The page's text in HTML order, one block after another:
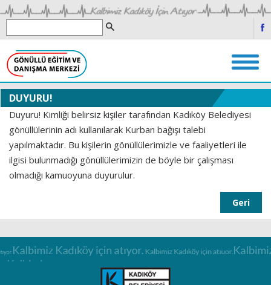
DUYURU!
Duyuru! Kimliği belirsiz kişiler tarafından Kadıköy Belediyesi
gönüllülerinin adı kullanılarak Kurban bağışı talebi
yapılmaktadır. Bu kişilerin gönüllülerimizle ve faaliyetleri ile
ilgisi bulunmadığı gönüllülerimizin de böyle bir çalışması
olmadığı kamuoyuna duyurulur.
Geri